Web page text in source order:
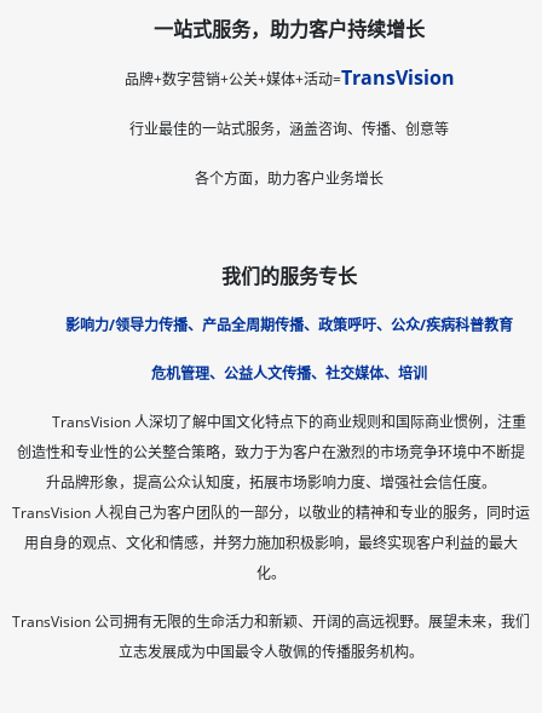
一站式服务，助力客户持续增长
品牌+数字营销+公关+媒体+活动=TransVision
行业最佳的一站式服务，涵盖咨询、 传播、创意等
各个方面，助力客户业务增长
我们的服务专长
影响力/领导力传播、 产品全周期传播、 政策呼吁、 公众/疾病科普教育
危机管理、 公益人文传播、社交媒体、培训
TransVision 人深切了解中国文化特点下的商业规则和国际商业惯例，注重
创造性和专业性的公关整合策略，致力于为客户在激烈的市场竞争环境中不断提
升品牌形象，提高公众认知度，拓展市场影响力度、增强社会信任度。
TransVision 人视自己为客户团队的一部分，以敬业的精神和专业的服务，同时运
用自身的观点、文化和情感，并努力施加积极影响，最终实现客户利益的最大
化。
TransVision 公司拥有无限的生命活力和新颖、开阔的高远视野。展望未来，我们
立志发展成为中国最令人敬佩的传播服务机构。